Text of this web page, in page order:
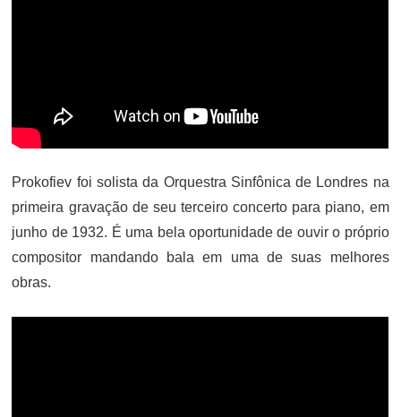
Prokofiev foi solista da Orquestra Sinfônica de Londres na
primeira gravação de seu terceiro concerto para piano, em
junho de 1932. É uma bela oportunidade de ouvir o próprio
compositor mandando bala em uma de suas melhores
obras.